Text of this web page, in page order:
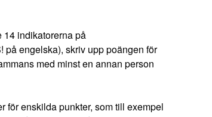
14 indikatorerna på
på engelska), skriv upp poängen för
med minst en annan person
för enskilda punkter, som till exempel